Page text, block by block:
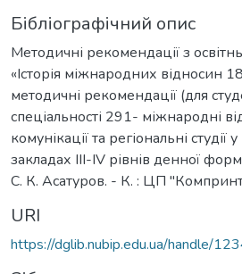
Бібліографічний опис
Методичні рекомендації з
«Історія міжнародних відносин
методичні рекомендації (для
спеціальності 291- міжнародні
комунікації та регіональні
закладах ІІІ-ІV рівнів денної
С. К. Асатуров. - К. : ЦП
URI
https://dglib.nubip.edu.ua/handle/